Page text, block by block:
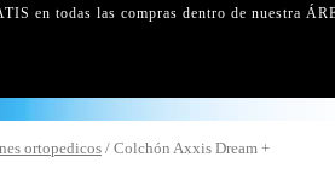
en todas las compras dentro de nuestra
ortopedicos / Colchón Axxis Dream +